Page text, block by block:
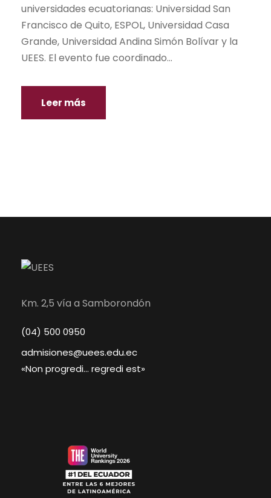
universidades ecuatorianas: Universidad San
Francisco de Quito, ESPOL, Universidad Casa
Grande, Universidad Andina Simón Bolívar y la
UEES. El evento fue coordinado...
Leer más
Km. 2,5 vía a Samborondón
(04) 500 0950
admisiones@uees.edu.ec
«Non progredi… regredi est»